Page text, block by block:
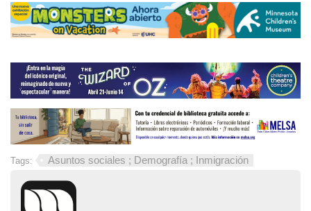
Tags: Asuntos sociales ; Demografía ; Inmigración